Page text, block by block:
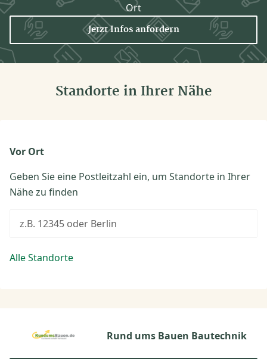
Ort
Jetzt Infos anfordern
Standorte in Ihrer Nähe
Vor Ort
Geben Sie eine Postleitzahl ein, um Standorte in Ihrer
Nähe zu finden
z.B. 12345 oder Berlin
Alle Standorte
Rund ums Bauen Bautechnik